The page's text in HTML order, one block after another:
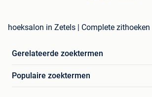
hoeksalon in Zetels | Complete zithoeken
Gerelateerde zoektermen
Populaire zoektermen